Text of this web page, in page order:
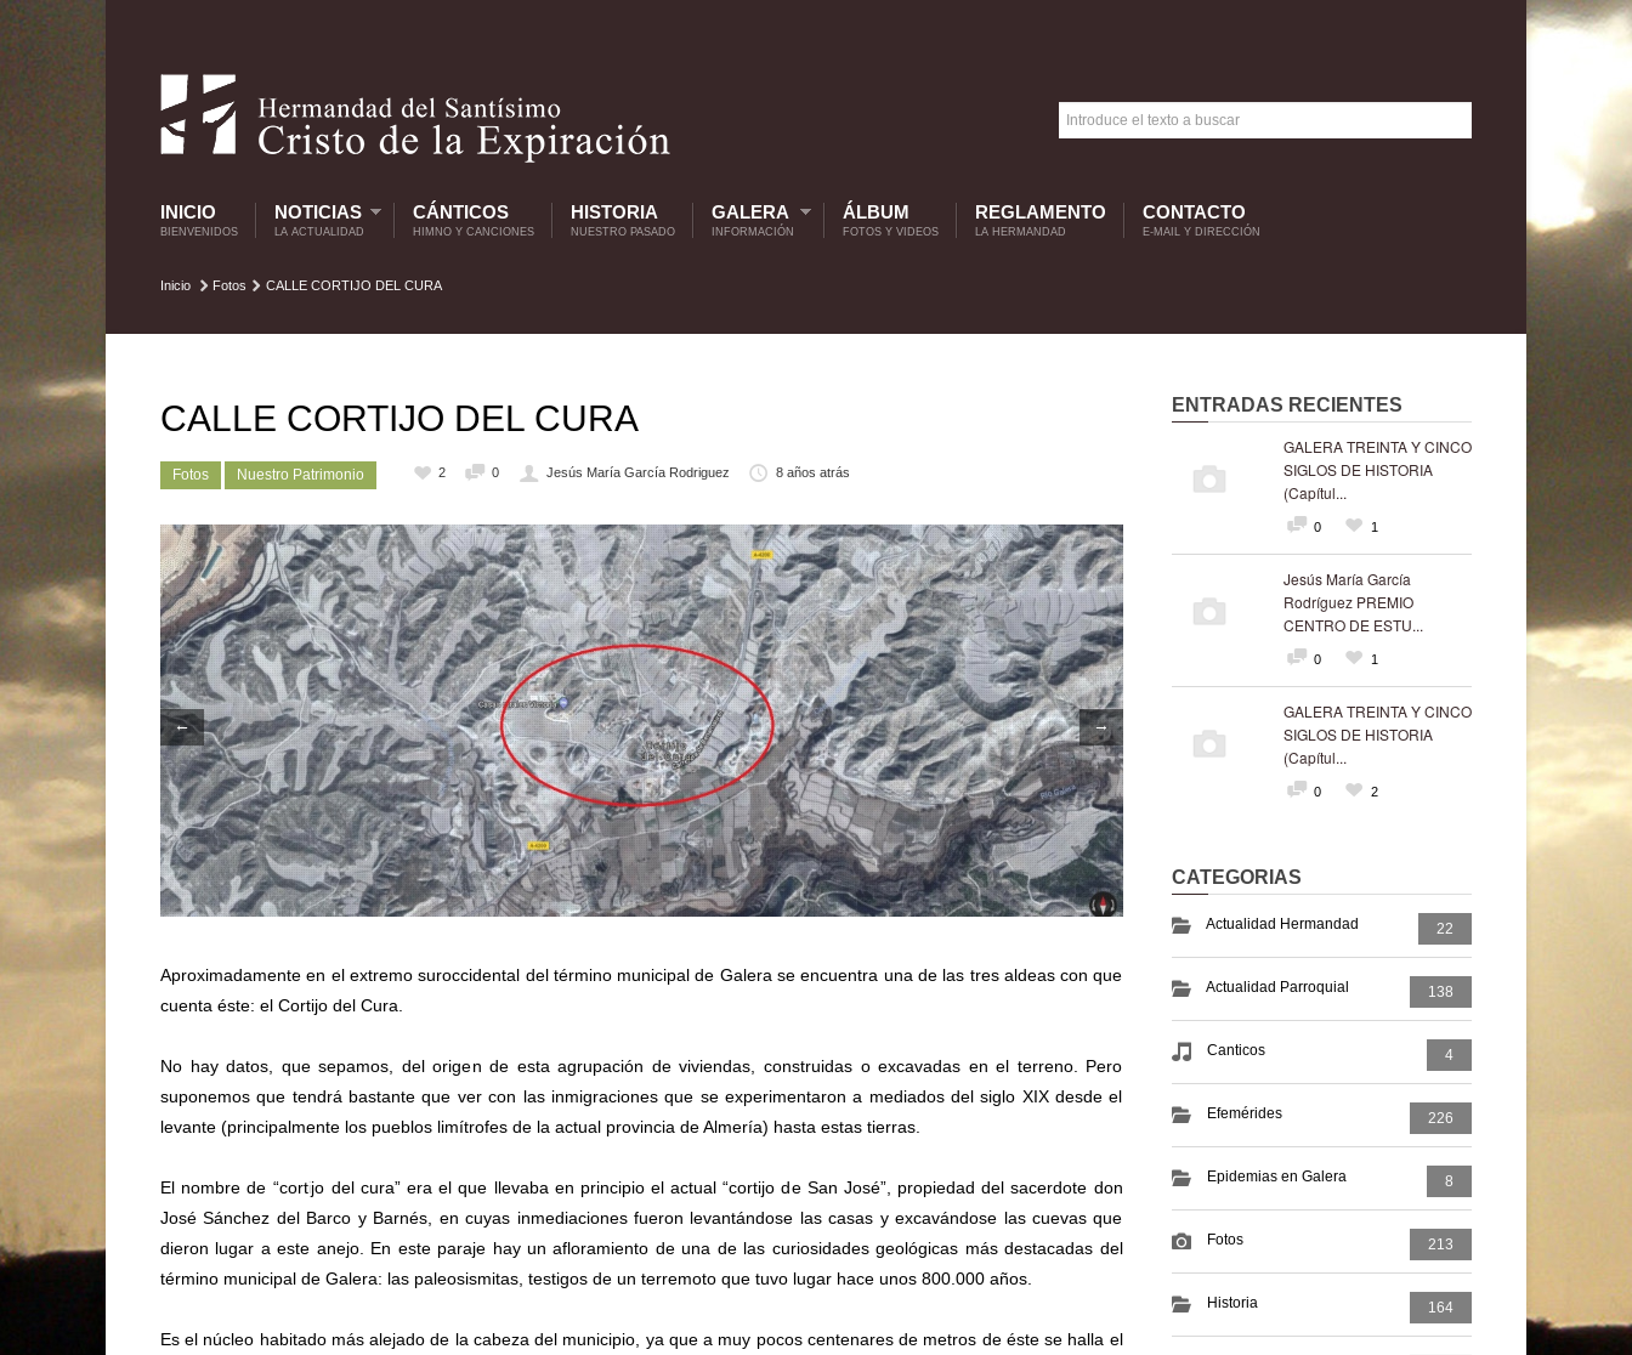
INICIO
BIENVENIDOS
NOTICIAS
LA ACTUALIDAD
CÁNTICOS
HIMNO Y CANCIONES
HISTORIA
NUESTRO PASADO
GALERA
INFORMACIÓN
ÁLBUM
FOTOS Y VIDEOS
REGLAMENTO
LA HERMANDAD
CONTACTO
E-MAIL Y DIRECCIÓN
Inicio Fotos CALLE CORTIJO DEL CURA
CALLE CORTIJO DEL CURA
Fotos Nuestro Patrimonio 2 0 Jesús María García Rodriguez 8 años atrás
← →
Aproximadamente en el extremo suroccidental del término municipal de Galera se encuentra una de las tres aldeas con que
cuenta éste: el Cortijo del Cura.
No hay datos, que sepamos, del origen de esta agrupación de viviendas, construidas o excavadas en el terreno. Pero
suponemos que tendrá bastante que ver con las inmigraciones que se experimentaron a mediados del siglo XIX desde el
levante (principalmente los pueblos limítrofes de la actual provincia de Almería) hasta estas tierras.
El nombre de “cortijo del cura” era el que llevaba en principio el actual “cortijo de San José”, propiedad del sacerdote don
José Sánchez del Barco y Barnés, en cuyas inmediaciones fueron levantándose las casas y excavándose las cuevas que
dieron lugar a este anejo. En este paraje hay un afloramiento de una de las curiosidades geológicas más destacadas del
término municipal de Galera: las paleosismitas, testigos de un terremoto que tuvo lugar hace unos 800.000 años.
Es el núcleo habitado más alejado de la cabeza del municipio, ya que a muy pocos centenares de metros de éste se halla el
ENTRADAS RECIENTES
GALERA TREINTA Y CINCO
SIGLOS DE HISTORIA
(Capítul...
0 1
Jesús María García
Rodríguez PREMIO
CENTRO DE ESTU...
0 1
GALERA TREINTA Y CINCO
SIGLOS DE HISTORIA
(Capítul...
0 2
CATEGORIAS
Actualidad Hermandad 22
Actualidad Parroquial 138
Canticos 4
Efemérides 226
Epidemias en Galera 8
Fotos 213
Historia 164